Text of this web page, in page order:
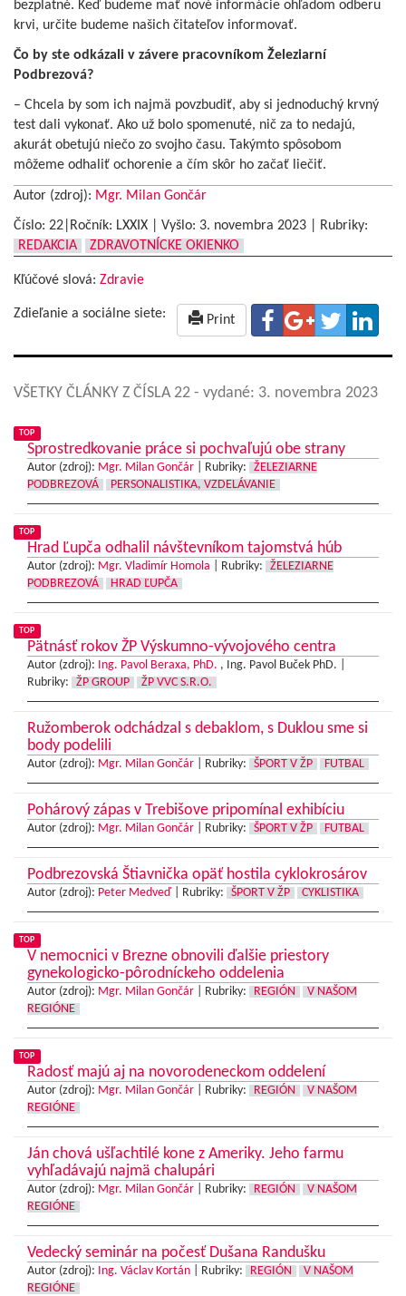
bezplatné. Keď budeme mať nové informácie ohľadom odberu
krvi, určite budeme našich čitateľov informovať.
Čo by ste odkázali v závere pracovníkom Železiarní
Podbrezová?
– Chcela by som ich najmä povzbudiť, aby si jednoduchý krvný
test dali vykonať. Ako už bolo spomenuté, nič za to nedajú,
akurát obetujú niečo zo svojho času. Takýmto spôsobom
môžeme odhaliť ochorenie a čím skôr ho začať liečiť.
Autor (zdroj): Mgr. Milan Gončár
Číslo: 22|Ročník: LXXIX | Vyšlo: 3. novembra 2023
Rubriky:
REDAKCIA
ZDRAVOTNÍCKE OKIENKO
Kľúčové slová: Zdravie
Zdieľanie a sociálne siete: Print
VŠETKY ČLÁNKY Z ČÍSLA 22 - vydané: 3. novembra 2023
TOP
Sprostredkovanie práce si pochvaľujú obe strany
Autor (zdroj): Mgr. Milan Gončár Rubriky:
ŽELEZIARNE
PODBREZOVÁ
PERSONALISTIKA, VZDELÁVANIE
TOP
Hrad Ľupča odhalil návštevníkom tajomstvá húb
Autor (zdroj): Mgr. Vladimír Homola Rubriky:
ŽELEZIARNE
PODBREZOVÁ
HRAD ĽUPČA
TOP
Pätnásť rokov ŽP Výskumno-vývojového centra
Autor (zdroj): Ing. Pavol Beraxa, PhD. , Ing. Pavol Buček PhD. |
Rubriky:
ŽP GROUP ŽP VVC S.R.O.
Ružomberok odchádzal s debaklom, s Duklou sme si
body podelili
Autor (zdroj): Mgr. Milan Gončár Rubriky: ŠPORT V ŽP FUTBAL
Pohárový zápas v Trebišove pripomínal exhibíciu
Autor (zdroj): Mgr. Milan Gončár Rubriky: ŠPORT V ŽP FUTBAL
Podbrezovská Štiavnička opäť hostila cyklokrosárov
Autor (zdroj): Peter Medveď Rubriky: ŠPORT V ŽP CYKLISTIKA
TOP
V nemocnici v Brezne obnovili ďalšie priestory
gynekologicko-pôrodníckeho oddelenia
Autor (zdroj): Mgr. Milan Gončár Rubriky: REGIÓN
V NAŠOM
REGIÓNE
TOP
Radosť majú aj na novorodeneckom oddelení
Autor (zdroj): Mgr. Milan Gončár Rubriky: REGIÓN
V NAŠOM
REGIÓNE
Ján chová ušľachtilé kone z Ameriky. Jeho farmu
vyhľadávajú najmä chalupári
Autor (zdroj): Mgr. Milan Gončár Rubriky: REGIÓN
V NAŠOM
REGIÓNE
Vedecký seminár na počesť Dušana Randušku
Autor (zdroj): Ing. Václav Kortán Rubriky: REGIÓN
V NAŠOM
REGIÓNE